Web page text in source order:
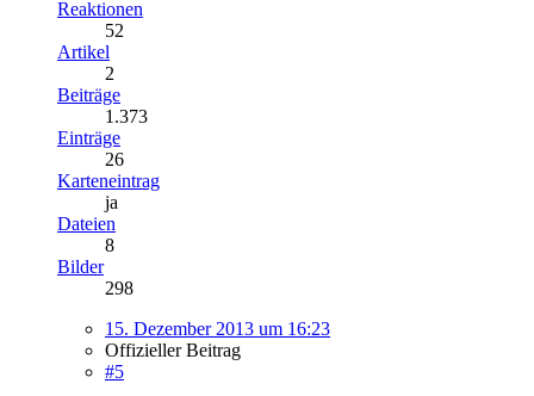
Reaktionen
52
Artikel
2
Beiträge
1.373
Einträge
26
Karteneintrag
ja
Dateien
8
Bilder
298
15. Dezember 2013 um 16:23
Offizieller Beitrag
#5